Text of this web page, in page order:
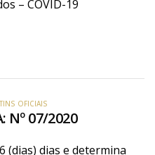
– COVID-19
OFICIAIS
Nº 07/2020
(dias) dias e determina